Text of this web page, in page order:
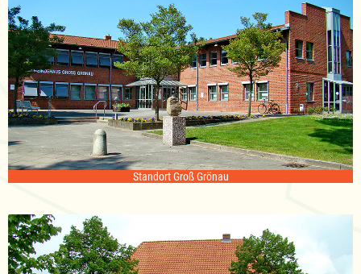
Standort Groß Grönau